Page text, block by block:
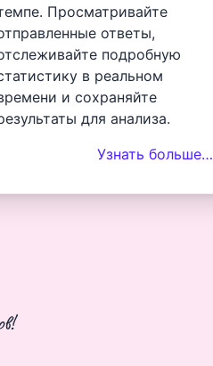
Просматривайте
ответы,
подробную
в реальном
и сохраняйте
для анализа.
Узнать больше…